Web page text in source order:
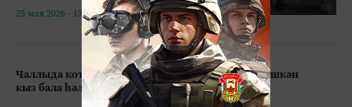
25 мая 2026 - 13:14
Чаллыда коточкыч фаҗига: 5 каттан егылып төшкән
кыз бала һәлак булган